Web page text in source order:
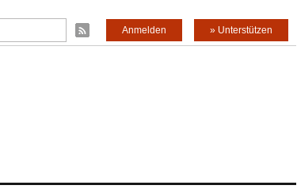
» Unterstützen
Anmelden